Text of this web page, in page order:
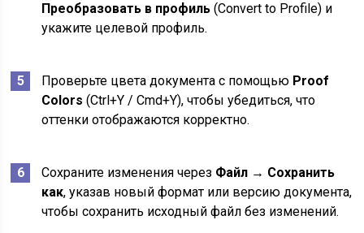
Преобразовать в профиль (Convert to Profile) и
укажите целевой профиль.
Проверьте цвета документа с помощью Proof
Colors (Ctrl+Y / Cmd+Y), чтобы убедиться, что
оттенки отображаются корректно.
Сохраните изменения через Файл → Сохранить
как, указав новый формат или версию документа,
чтобы сохранить исходный файл без изменений.